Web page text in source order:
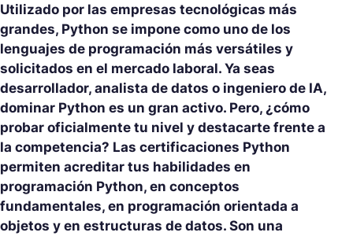
Utilizado por las empresas tecnológicas más
grandes, Python se impone como uno de los
lenguajes de programación más versátiles y
solicitados en el mercado laboral. Ya seas
desarrollador, analista de datos o ingeniero de IA,
dominar Python es un gran activo. Pero, ¿cómo
probar oficialmente tu nivel y destacarte frente a
la competencia? Las certificaciones Python
permiten acreditar tus habilidades en
programación Python, en conceptos
fundamentales, en programación orientada a
objetos y en estructuras de datos. Son una